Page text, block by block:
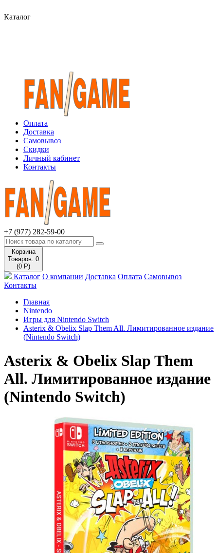
Каталог
Оплата
Доставка
Самовывоз
Скидки
Личный кабинет
Контакты
+7 (977) 282-59-00
Корзина
Товаров: 0
(0 Р)
Каталог О компании Доставка Оплата Самовывоз
Контакты
Главная
Nintendo
Игры для Nintendo Switch
Asterix & Obelix Slap Them All. Лимитированное издание
(Nintendo Switch)
Asterix & Obelix Slap Them
All. Лимитированное издание
(Nintendo Switch)